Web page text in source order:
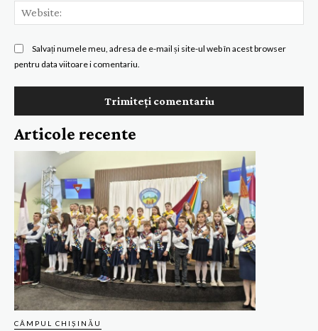
Salvați numele meu, adresa de e-mail și site-ul web în acest browser
pentru data viitoare i comentariu.
Articole recente
CÂMPUL CHIȘINĂU